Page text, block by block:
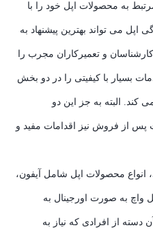
به محصولات اپل خود را با
اپل می تواند بهترین پیشنهاد به
و تعمیرکاران مجرب را
بسیار با کیفیتی را در دو بخش
کند. البته به جز این دو
پس از فروش نیز اقدامات مفید و
انواع محصولات اپل شامل آیفون،
واچ به صورت اورجینال به
از افرادی که نیاز به